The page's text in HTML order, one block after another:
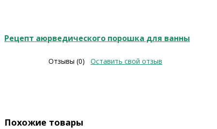
Рецепт аюрведического порошка для ванны
Отзывы (0) Оставить свой отзыв
Похожие товары